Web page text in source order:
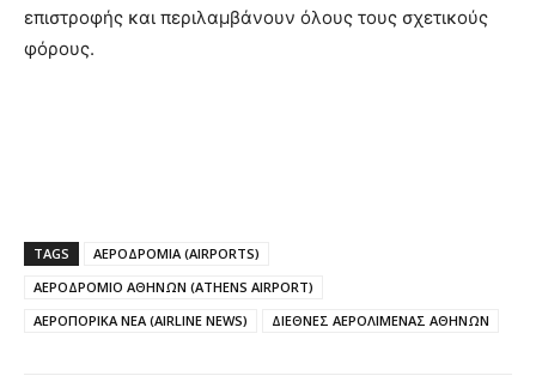
επιστροφής και περιλαμβάνουν όλους τους σχετικούς
φόρους.
TAGS
ΑΕΡΟΔΡΟΜΙΑ (AIRPORTS)
ΑΕΡΟΔΡΟΜΙΟ ΑΘΗΝΩΝ (ATHENS AIRPORT)
ΑΕΡΟΠΟΡΙΚΑ ΝΕΑ (AIRLINE NEWS)
ΔΙΕΘΝΕΣ ΑΕΡΟΛΙΜΕΝΑΣ ΑΘΗΝΩΝ